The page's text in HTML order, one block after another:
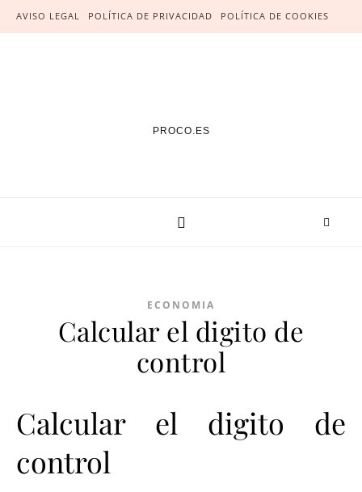
AVISO LEGAL POLÍTICA DE PRIVACIDAD POLÍTICA DE COOKIES
PROCO.ES
ECONOMIA
Calcular el digito de
control
Calcular el digito de
control